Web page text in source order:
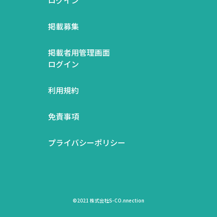
掲載募集
掲載者用管理画面
ログイン
利用規約
免責事項
プライバシーポリシー
©2021 株式会社S-CO.nnection